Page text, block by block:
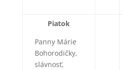
Piatok
Panny Márie
Bohorodičky,
slávnosť,